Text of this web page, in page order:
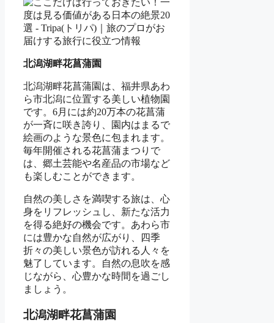
北潟湖畔花菖蒲園
北潟湖畔花菖蒲園は、福井県あわ
ら市北潟に位置する美しい植物園
です。6月には約20万本の花菖蒲
が一斉に咲き誇り、園内はまるで
絵画のような景色に包まれます。
毎年開催される花菖蒲まつりで
は、郷土芸能や名産品の市場など
も楽しむことができます。
自然の美しさを満喫する旅は、心
身をリフレッシュし、新たな活力
を得る絶好の機会です。あわら市
には豊かな自然が広がり、四季
折々の美しい景色が訪れる人々を
魅了しています。自然の息吹を感
じながら、心豊かな時間を過ごし
ましょう。
北潟湖畔花菖蒲園